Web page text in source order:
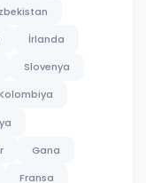
İrlanda
Slovenya
Gana
Fransa